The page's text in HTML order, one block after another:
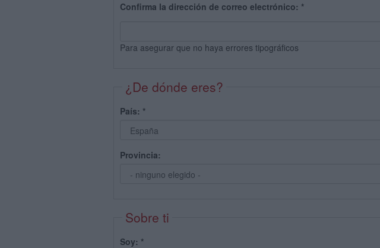
Confirma la dirección de correo electrónico: *
Para asegurar que no haya errores tipográficos
¿De dónde eres?
País: *
Provincia:
Sobre ti
Soy: *